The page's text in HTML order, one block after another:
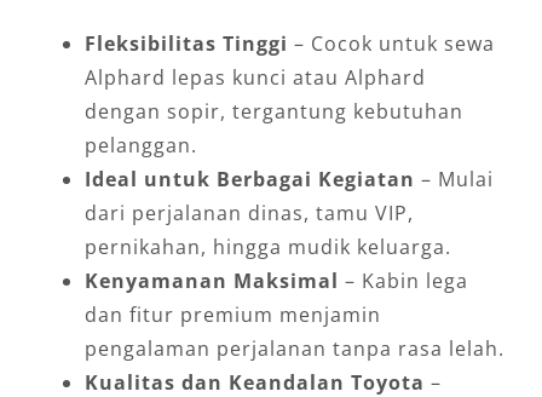
Fleksibilitas Tinggi – Cocok untuk sewa
Alphard lepas kunci atau Alphard
dengan sopir, tergantung kebutuhan
pelanggan.
Ideal untuk Berbagai Kegiatan – Mulai
dari perjalanan dinas, tamu VIP,
pernikahan, hingga mudik keluarga.
Kenyamanan Maksimal – Kabin lega
dan fitur premium menjamin
pengalaman perjalanan tanpa rasa lelah.
Kualitas dan Keandalan Toyota –